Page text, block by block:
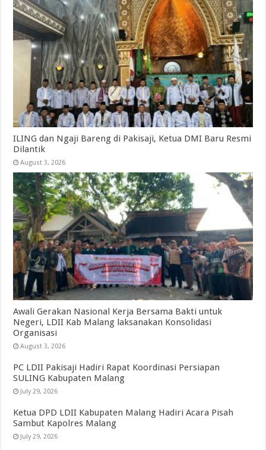
ILING dan Ngaji Bareng di Pakisaji, Ketua DMI Baru Resmi
Dilantik
August 3, 2026
Awali Gerakan Nasional Kerja Bersama Bakti untuk
Negeri, LDII Kab Malang laksanakan Konsolidasi
Organisasi
August 3, 2026
PC LDII Pakisaji Hadiri Rapat Koordinasi Persiapan
SULING Kabupaten Malang
July 29, 2026
Ketua DPD LDII Kabupaten Malang Hadiri Acara Pisah
Sambut Kapolres Malang
July 29, 2026